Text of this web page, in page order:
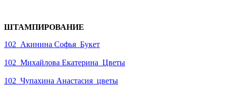
ШТАМПИРОВАНИЕ
102_Акинина Софья_Букет
102_Михайлова Екатерина_Цветы
102_Чупахина Анастасия_цветы